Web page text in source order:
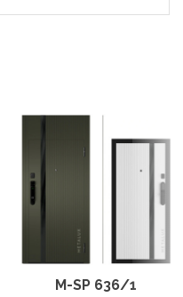
М-SP 636/1